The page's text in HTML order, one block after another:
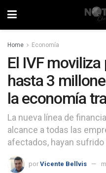
Home Economía
El IVF
hasta 3
la economía
La nueva línea de
alcance a todas las
afectados, hayan
por Vicente Bellvis